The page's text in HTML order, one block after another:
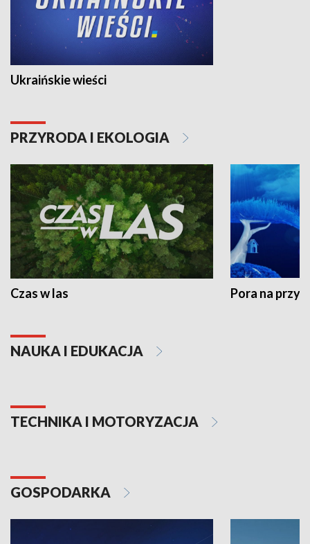
Ukraińskie wieści
PRZYRODA I EKOLOGIA
Czas w las Pora na
NAUKA I EDUKACJA
TECHNIKA I MOTORYZACJA
GOSPODARKA